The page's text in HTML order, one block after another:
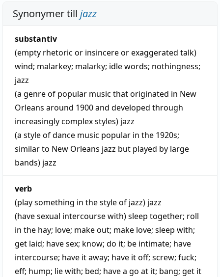
Synonymer till jazz
substantiv
(empty rhetoric or insincere or exaggerated talk)
wind; malarkey; malarky; idle words; nothingness;
jazz
(a genre of popular music that originated in New
Orleans around 1900 and developed through
increasingly complex styles) jazz
(a style of dance music popular in the 1920s;
similar to New Orleans jazz but played by large
bands) jazz
verb
(play something in the style of jazz) jazz
(have sexual intercourse with)sleep together; roll
in the hay; love; make out; make love; sleep with;
get laid; have sex; know; do it; be intimate; have
intercourse; have it away; have it off; screw; fuck;
eff; hump; lie with; bed; have a go at it; bang; get it